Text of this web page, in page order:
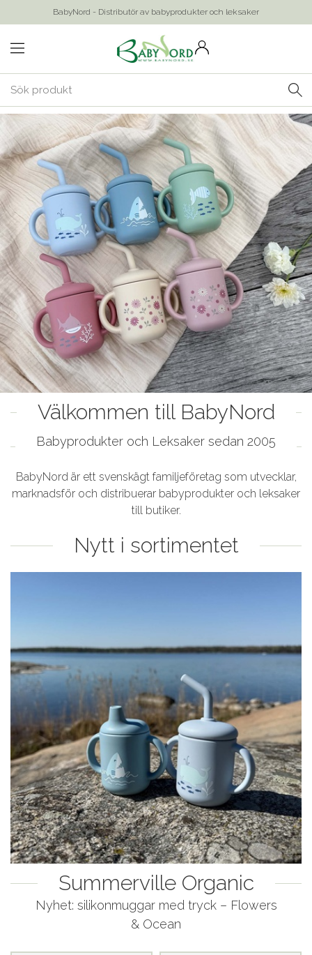
BabyNord - Distributör av babyprodukter och leksaker
Välkommen till BabyNord
Babyprodukter och Leksaker sedan 2005
BabyNord är ett svenskägt familjeföretag som utvecklar,
marknadsför och distribuerar babyprodukter och leksaker
till butiker.
Nytt i sortimentet
Summerville Organic
Nyhet: silikonmuggar med tryck – Flowers
& Ocean